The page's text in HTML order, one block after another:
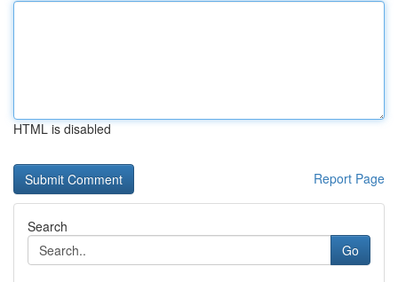
HTML is disabled
Report Page
Search
Go